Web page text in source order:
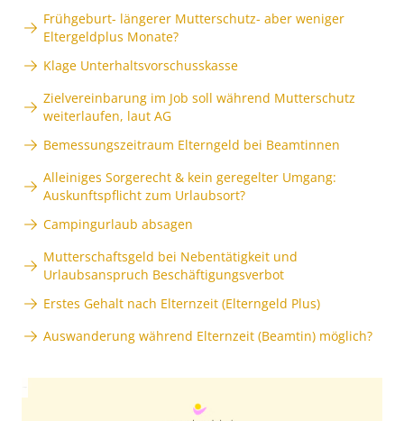
Frühgeburt- längerer Mutterschutz- aber weniger
Eltergeldplus Monate?
Klage Unterhaltsvorschusskasse
Zielvereinbarung im Job soll während Mutterschutz
weiterlaufen, laut AG
Bemessungszeitraum Elterngeld bei Beamtinnen
Alleiniges Sorgerecht & kein geregelter Umgang:
Auskunftspflicht zum Urlaubsort?
Campingurlaub absagen
Mutterschaftsgeld bei Nebentätigkeit und
Urlaubsanspruch Beschäftigungsverbot
Erstes Gehalt nach Elternzeit (Elterngeld Plus)
Auswanderung während Elternzeit (Beamtin) möglich?